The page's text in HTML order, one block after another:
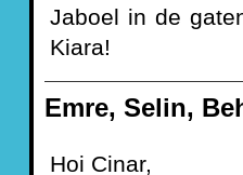
Jaboel in de
Kiara!
Emre, Selin,
Hoi Cinar,